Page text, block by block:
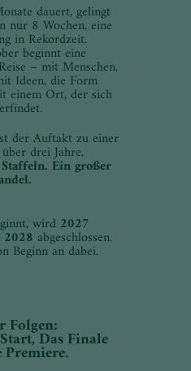
dauert, gelingt
nur 8 Wochen, eine
in Rekordzeit.
beginnt eine
– mit Menschen,
Ideen, die Form
einem Ort, der sich
der Auftakt zu einer
drei Jahre.
Ein großer
wird 2027
2028 abgeschlossen.
Beginn an dabei.
Folgen:
Das Finale